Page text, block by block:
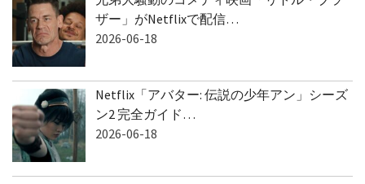
兄弟大騒動のコメディ映画「リトル・ブラ
ザー」がNetflixで配信…
Netflix「アバター: 伝説の少年アン」シーズ
ン2 完全ガイド…